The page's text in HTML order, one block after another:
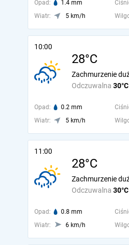
Opad: 1.4 mm
Wiatr:
5 km/h
10:00
28°C
Odczuwalna 30°C
Zachmurzenie
Opad: 0.2 mm
Wiatr:
5 km/h
11:00
28°C
Odczuwalna 30°C
Zachmurzenie
Opad: 0.8 mm
Wiatr:
6 km/h